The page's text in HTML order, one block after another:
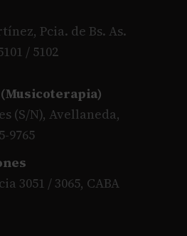
Pcia. de Bs. As.
/ 5102
(S/N), Avellaneda,
9765
3051 / 3065, CABA